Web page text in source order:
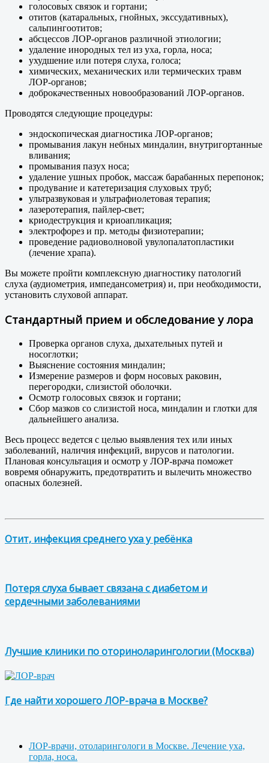
голосовых связок и гортани;
отитов (катаральных, гнойных, экссудативных),
сальпингоотитов;
абсцессов ЛОР-органов различной этиологии;
удаление инородных тел из уха, горла, носа;
ухудшение или потеря слуха, голоса;
химических, механических или термических травм
ЛОР-органов;
доброкачественных новообразований ЛОР-органов.
Проводятся следующие процедуры:
эндоскопическая диагностика ЛОР-органов;
промывания лакун небных миндалин, внутригортанные
вливания;
промывания пазух носа;
удаление ушных пробок, массаж барабанных перепонок;
продувание и катетеризация слуховых труб;
ультразвуковая и ультрафиолетовая терапия;
лазеротерапия, пайлер-свет;
криодеструкция и криоапликация;
электрофорез и пр. методы физиотерапии;
проведение радиоволновой увулопалатопластики
(лечение храпа).
Вы можете пройти комплексную диагностику патологий
слуха (аудиометрия, импедансометрия) и, при необходимости,
установить слуховой аппарат.
Стандартный прием и обследование у лора
Проверка органов слуха, дыхательных путей и
носоглотки;
Выяснение состояния миндалин;
Измерение размеров и форм носовых раковин,
перегородки, слизистой оболочки.
Осмотр голосовых связок и гортани;
Сбор мазков со слизистой носа, миндалин и глотки для
дальнейшего анализа.
Весь процесс ведется с целью выявления тех или иных
заболеваний, наличия инфекций, вирусов и патологии.
Плановая консультация и осмотр у ЛОР-врача поможет
вовремя обнаружить, предотвратить и вылечить множество
опасных болезней.
Отит, инфекция среднего уха у ребёнка
Потеря слуха бывает связана с диабетом и
сердечными заболеваниями
Лучшие клиники по оториноларингологии (Москва)
Где найти хорошего ЛОР-врача в Москве?
ЛОР-врачи, отоларингологи в Москве. Лечение уха,
горла, носа.